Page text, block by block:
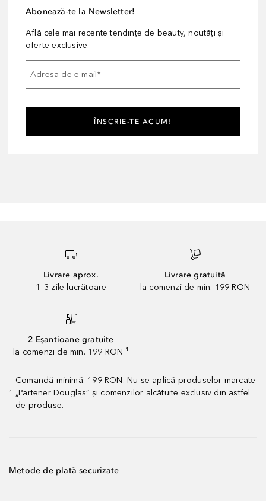
Abonează-te la Newsletter!
Află cele mai recente tendințe de beauty, noutăți și
oferte exclusive.
Adresa de e-mail*
ÎNSCRIE-TE ACUM!
Livrare aprox.
1–3 zile lucrătoare
Livrare gratuită
la comenzi de min. 199 RON
2 Eșantioane gratuite
la comenzi de min. 199 RON ¹
1
Comandă minimă: 199 RON. Nu se aplică produselor marcate
„Partener Douglas” și comenzilor alcătuite exclusiv din astfel
de produse.
Metode de plată securizate